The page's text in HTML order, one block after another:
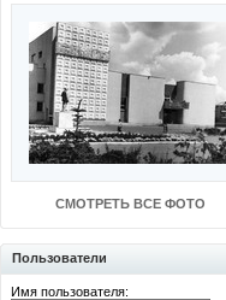
СМОТРЕТЬ ВСЕ ФОТО
Пользователи
Имя пользователя: